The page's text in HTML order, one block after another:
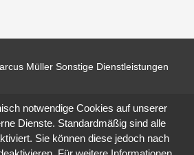
Müller Sonstige Dienstleistungen
notwendige Cookies auf unserer
Dienste. Standardmäßig sind alle
Sie können diese jedoch nach